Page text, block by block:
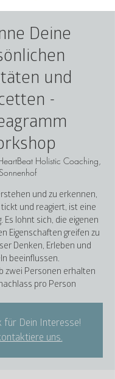
Deine
und
-
Holistic Coaching,
Sonnenhof
und zu erkennen,
und reagiert, ist eine
Es lohnt sich, die eigenen
Eigenschaften greifen zu
Denken, Erleben und
beeinflussen.
zwei Personen erhalten
pro Person
für Dein Interesse!
uns.